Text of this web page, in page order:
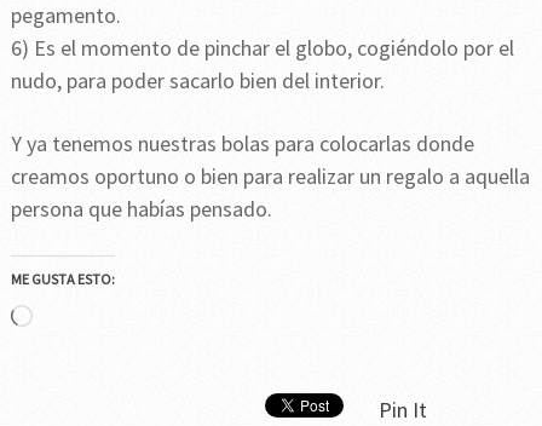
pegamento.
6) Es el momento de pinchar el globo, cogiéndolo por el
nudo, para poder sacarlo bien del interior.
Y ya tenemos nuestras bolas para colocarlas donde
creamos oportuno o bien para realizar un regalo a aquella
persona que habías pensado.
ME GUSTA ESTO:
Cargando...
Pin It